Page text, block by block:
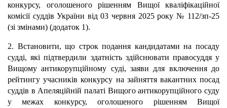
конкурсу, оголошеного рішенням Вищої кваліфікаційної
комісії суддів України від 03 червня 2025 року № 112/зп-25
(зі змінами) (додаток 1).
2. Встановити, що строк подання кандидатами на посаду
судді, які підтвердили здатність здійснювати правосуддя у
Вищому антикорупційному суді, заяви для включення до
рейтингу учасників конкурсу на зайняття вакантних посад
суддів в Апеляційній палаті Вищого антикорупційного суду
у межах конкурсу, оголошеного рішенням Вищої